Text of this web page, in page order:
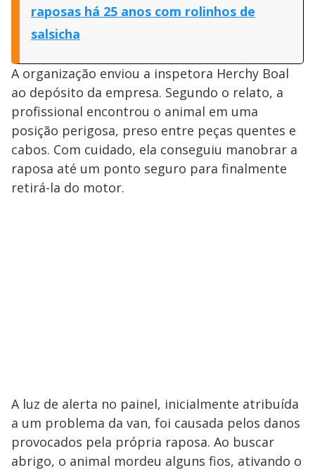
raposas há 25 anos com rolinhos de
salsicha
A organização enviou a inspetora Herchy Boal
ao depósito da empresa. Segundo o relato, a
profissional encontrou o animal em uma
posição perigosa, preso entre peças quentes e
cabos. Com cuidado, ela conseguiu manobrar a
raposa até um ponto seguro para finalmente
retirá-la do motor.
A luz de alerta no painel, inicialmente atribuída
a um problema da van, foi causada pelos danos
provocados pela própria raposa. Ao buscar
abrigo, o animal mordeu alguns fios, ativando o